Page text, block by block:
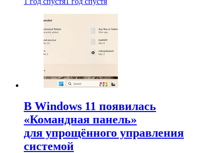
В Windows 11 появилась
«Командная панель»
для упрощённого управления
системой